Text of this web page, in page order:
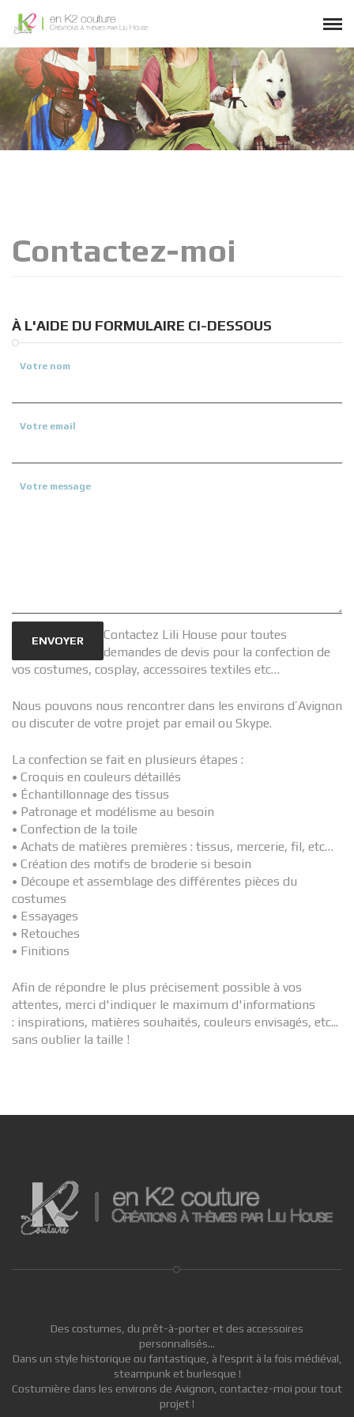
Contactez-moi
À L'AIDE DU FORMULAIRE CI-DESSOUS
Votre nom
Votre email
Votre message
ENVOYER
Contactez Lili House pour toutes
demandes de devis pour la confection de
vos costumes, cosplay, accessoires textiles etc…
Nous pouvons nous rencontrer dans les environs d’Avignon
ou discuter de votre projet par email ou Skype.
La confection se fait en plusieurs étapes :
• Croquis en couleurs détaillés
• Échantillonnage des tissus
• Patronage et modélisme au besoin
• Confection de la toile
• Achats de matières premières : tissus, mercerie, fil, etc…
• Création des motifs de broderie si besoin
• Découpe et assemblage des différentes pièces du
costumes
• Essayages
• Retouches
• Finitions
Afin de répondre le plus précisement possible à vos
attentes, merci d'indiquer le maximum d'informations
: inspirations, matières souhaités, couleurs envisagés, etc...
sans oublier la taille !
Des costumes, du prêt-à-porter et des accessoires
personnalisés...
Dans un style historique ou fantastique, à l'esprit à la fois médiéval,
steampunk et burlesque !
Costumière dans les environs de Avignon, contactez-moi pour tout
projet !